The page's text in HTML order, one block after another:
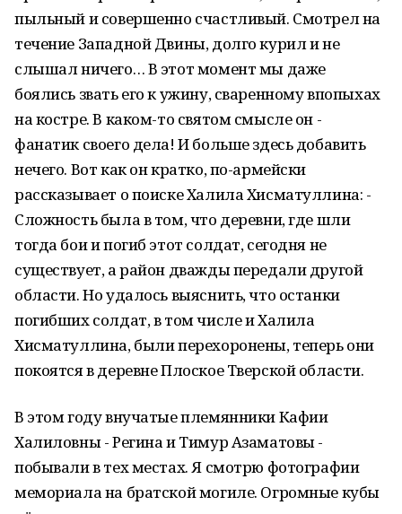
пыльный и совершенно счастливый. Смотрел на
течение Западной Двины, долго курил и не
слышал ничего… В этот момент мы даже
боялись звать его к ужину, сваренному впопыхах
на костре. В каком-то святом смысле он -
фанатик своего дела! И больше здесь добавить
нечего. Вот как он кратко, по-армейски
рассказывает о поиске Халила Хисматуллина: -
Сложность была в том, что деревни, где шли
тогда бои и погиб этот солдат, сегодня не
существует, а район дважды передали другой
области. Но удалось выяснить, что останки
погибших солдат, в том числе и Халила
Хисматуллина, были перехоронены, теперь они
покоятся в деревне Плоское Тверской области.
В этом году внучатые племянники Кафии
Халиловны - Регина и Тимур Азаматовы -
побывали в тех местах. Я смотрю фотографии
мемориала на братской могиле. Огромные кубы